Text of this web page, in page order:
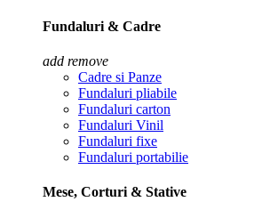
Fundaluri & Cadre
add remove
Cadre si Panze
Fundaluri pliabile
Fundaluri carton
Fundaluri Vinil
Fundaluri fixe
Fundaluri portabilie
Mese, Corturi & Stative